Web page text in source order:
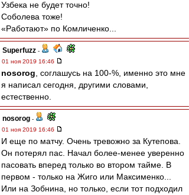
Узбека не будет точно!
Соболева тоже!
«Работают» по Комличенко...
Superfuzz -
01 ноя 2019 16:46
nosorog , соглашусь на 100-%, именно это мне
я написал сегодня, другими словами,
естественно.
nosorog -
01 ноя 2019 16:46
И еще по матчу. Очень тревожно за Кутепова.
Он потерял пас. Начал более-менее уверенно
пасовать вперед только во втором тайме. В
первом - только на Жиго или Максименко...
Или на Зобнина, но только, если тот подходил